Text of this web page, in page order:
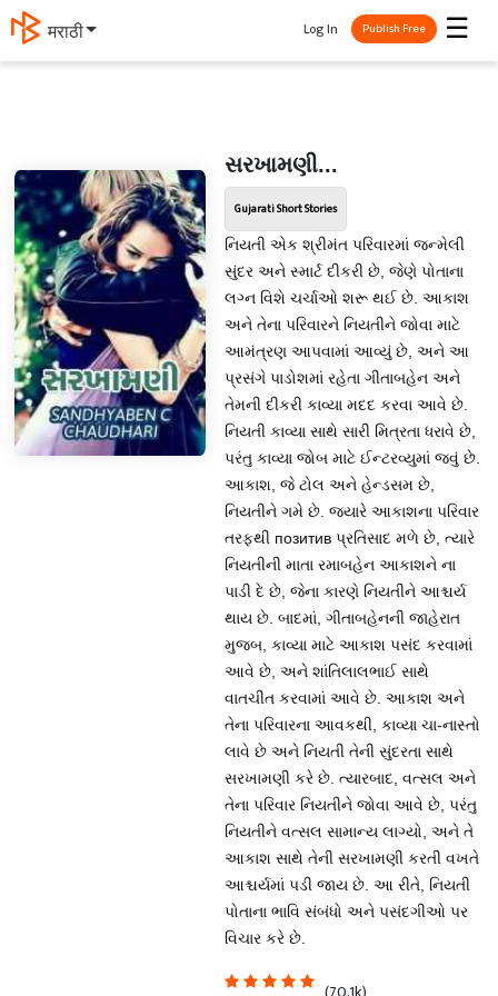
मराठी ☰
Log In Publish Free
સરખામણી...
Gujarati Short Stories
નિયતી એક શ્રીમંત પરિવારમાં જન્મેલી
સુંદર અને સ્માર્ટ દીકરી છે, જેણે પોતાના
લગ્ન વિશે ચર્ચાઓ શરૂ થઈ છે. આકાશ
અને તેના પરિવારને નિયતીને જોવા માટે
આમંત્રણ આપવામાં આવ્યું છે, અને આ
પ્રસંગે પાડોશમાં રહેતા ગીતાબહેન અને
તેમની દીકરી કાવ્યા મદદ કરવા આવે છે.
નિયતી કાવ્યા સાથે સારી મિત્રતા ધરાવે છે,
પરંતુ કાવ્યા જોબ માટે ઈન્ટરવ્યુમાં જવું છે.
આકાશ, જે ટોલ અને હેન્ડસમ છે,
નિયતીને ગમે છે. જ્યારે આકાશના પરિવાર
તરફથી позитив પ્રતિસાદ મળે છે, ત્યારે
નિયતીની માતા રમાબહેન આકાશને ના
પાડી દે છે, જેના કારણે નિયતીને આશ્ચર્ય
થાય છે. બાદમાં, ગીતાબહેનની જાહેરાત
મુજબ, કાવ્યા માટે આકાશ પસંદ કરવામાં
આવે છે, અને શાંતિલાલભાઈ સાથે
વાતચીત કરવામાં આવે છે. આકાશ અને
તેના પરિવારના આવકથી, કાવ્યા ચા-નાસ્તો
લાવે છે અને નિયતી તેની સુંદરતા સાથે
સરખામણી કરે છે. ત્યારબાદ, વત્સલ અને
તેના પરિવાર નિયતીને જોવા આવે છે, પરંતુ
નિયતીને વત્સલ સામાન્ય લાગ્યો, અને તે
આકાશ સાથે તેની સરખામણી કરતી વખતે
આશ્ચર્યમાં પડી જાય છે. આ રીતે, નિયતી
પોતાના ભાવિ સંબંધો અને પસંદગીઓ પર
વિચાર કરે છે.